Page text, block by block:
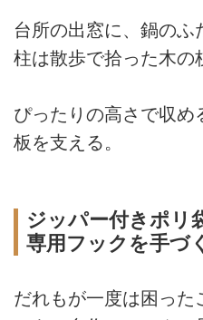
台所の出窓に、鍋のふ
柱は散歩で拾った木の
ぴったりの高さで収め
板を支える。
ジッパー付きポリ
専用フックを手づ
だれもが一度は困った